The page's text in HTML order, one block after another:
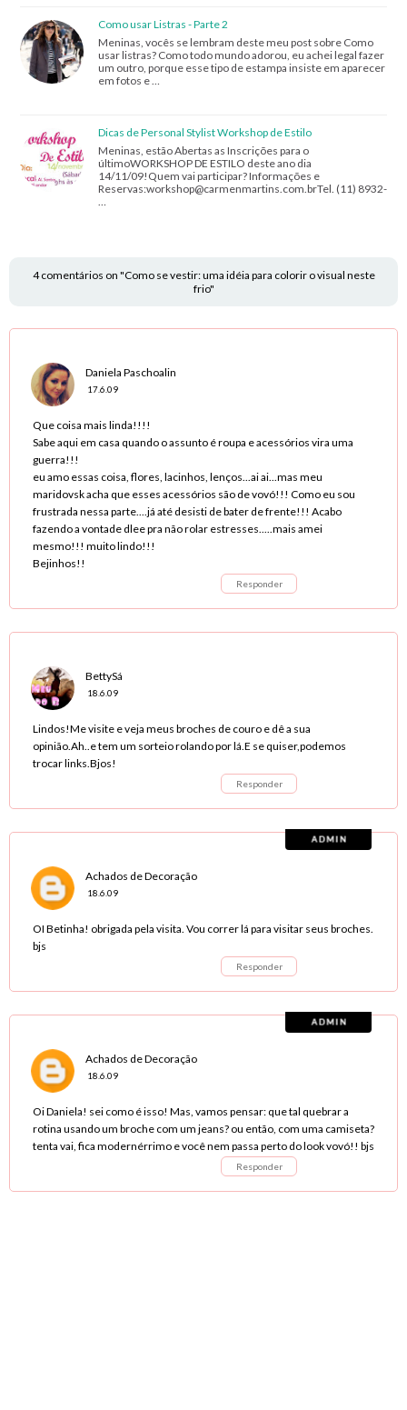
Como usar Listras - Parte 2
Meninas, vocês se lembram deste meu post sobre Como
usar listras? Como todo mundo adorou, eu achei legal fazer
um outro, porque esse tipo de estampa insiste em aparecer
em fotos e …
Dicas de Personal Stylist Workshop de Estilo
Meninas, estão Abertas as Inscrições para o
últimoWORKSHOP DE ESTILO deste ano dia
14/11/09!Quem vai participar? Informações e
Reservas:workshop@carmenmartins.com.brTel. (11) 8932-
…
4 comentários on "Como se vestir: uma idéia para colorir o visual neste
frio"
Daniela Paschoalin
17.6.09
Que coisa mais linda!!!!
Sabe aqui em casa quando o assunto é roupa e acessórios vira uma
guerra!!!
eu amo essas coisa, flores, lacinhos, lenços...ai ai...mas meu
maridovsk acha que esses acessórios são de vovó!!! Como eu sou
frustrada nessa parte....já até desisti de bater de frente!!! Acabo
fazendo a vontade dlee pra não rolar estresses.....mais amei
mesmo!!! muito lindo!!!
Bejinhos!!
Responder
BettySá
18.6.09
Lindos!Me visite e veja meus broches de couro e dê a sua
opinião.Ah..e tem um sorteio rolando por lá.E se quiser,podemos
trocar links.Bjos!
Responder
Achados de Decoração
18.6.09
OI Betinha! obrigada pela visita. Vou correr lá para visitar seus broches.
bjs
Responder
Achados de Decoração
18.6.09
Oi Daniela! sei como é isso! Mas, vamos pensar: que tal quebrar a
rotina usando um broche com um jeans? ou então, com uma camiseta?
tenta vai, fica modernérrimo e você nem passa perto do look vovó!! bjs
Responder